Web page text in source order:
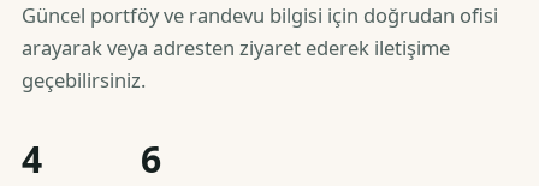
Güncel portföy ve randevu bilgisi için doğrudan ofisi
arayarak veya adresten ziyaret ederek iletişime
geçebilirsiniz.
4 6